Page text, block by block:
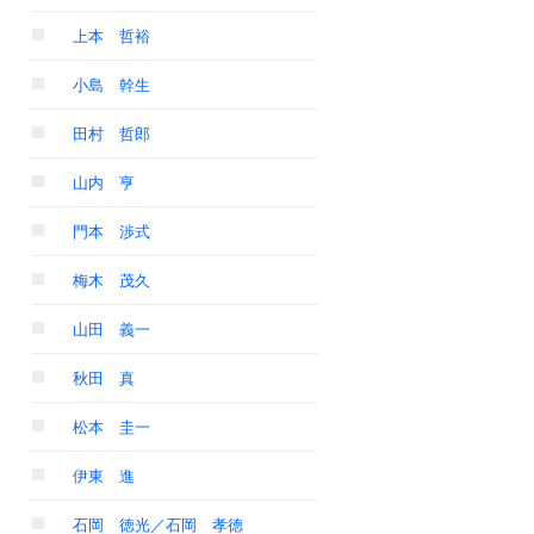
上本 哲裕
小島 幹生
田村 哲郎
山内 亨
門本 渉式
梅木 茂久
山田 義一
秋田 真
松本 圭一
伊東 進
石岡 徳光／石岡 孝徳